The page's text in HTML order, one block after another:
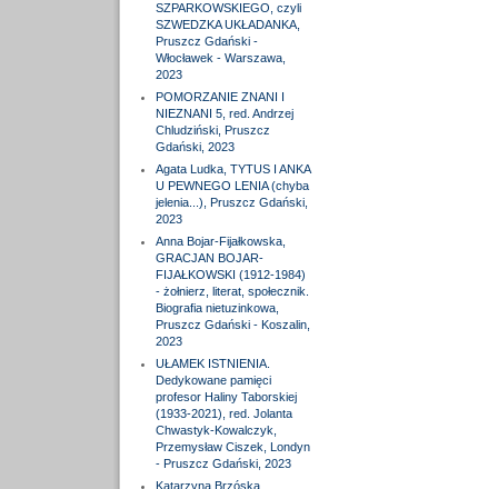
SZPARKOWSKIEGO, czyli
SZWEDZKA UKŁADANKA,
Pruszcz Gdański -
Włocławek - Warszawa,
2023
POMORZANIE ZNANI I
NIEZNANI 5, red. Andrzej
Chludziński, Pruszcz
Gdański, 2023
Agata Ludka, TYTUS I ANKA
U PEWNEGO LENIA (chyba
jelenia...), Pruszcz Gdański,
2023
Anna Bojar-Fijałkowska,
GRACJAN BOJAR-
FIJAŁKOWSKI (1912-1984)
- żołnierz, literat, społecznik.
Biografia nietuzinkowa,
Pruszcz Gdański - Koszalin,
2023
UŁAMEK ISTNIENIA.
Dedykowane pamięci
profesor Haliny Taborskiej
(1933-2021), red. Jolanta
Chwastyk-Kowalczyk,
Przemysław Ciszek, Londyn
- Pruszcz Gdański, 2023
Katarzyna Brzóska,